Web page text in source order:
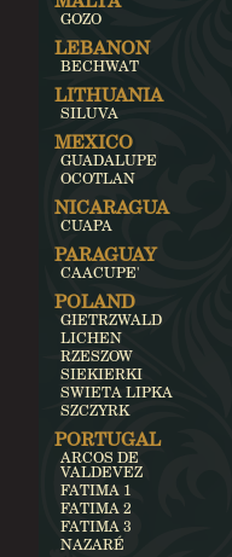
GOZO
LEBANON
BECHWAT
LITHUANIA
SILUVA
MEXICO
GUADALUPE
OCOTLAN
NICARAGUA
CUAPA
PARAGUAY
CAACUPE'
POLAND
GIETRZWALD
LICHEN
RZESZOW
SIEKIERKI
SWIETA LIPKA
SZCZYRK
PORTUGAL
ARCOS DE
VALDEVEZ
FATIMA 1
FATIMA 2
FATIMA 3
NAZARÉ